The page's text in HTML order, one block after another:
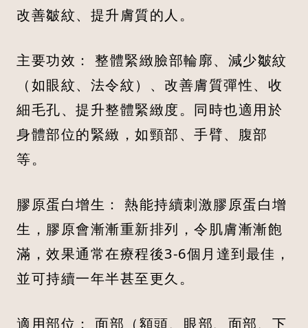
改善皺紋、提升膚質的人。
主要功效： 整體緊緻臉部輪廓、減少皺紋
（如眼紋、法令紋）、改善膚質彈性、收
細毛孔、提升整體緊緻度。同時也適用於
身體部位的緊緻，如頸部、手臂、腹部
等。
膠原蛋白增生： 熱能持續刺激膠原蛋白增
生，膠原會漸漸重新排列，令肌膚漸漸飽
滿，效果通常在療程後3-6個月達到最佳，
並可持續一年半甚至更久。
適用部位： 面部（額頭、眼部、面部、下